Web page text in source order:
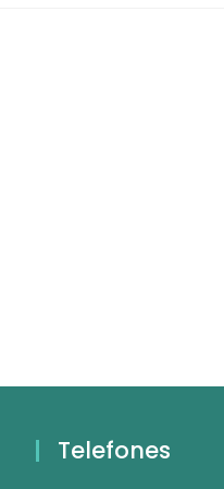
Telefones